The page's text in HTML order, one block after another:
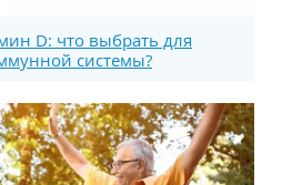
D: что выбрать для
системы?